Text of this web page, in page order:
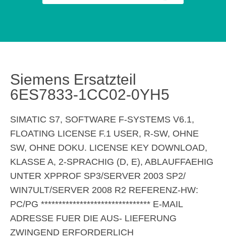
Siemens Ersatzteil
6ES7833-1CC02-0YH5
SIMATIC S7, SOFTWARE F-SYSTEMS V6.1,
FLOATING LICENSE F.1 USER, R-SW, OHNE
SW, OHNE DOKU. LICENSE KEY DOWNLOAD,
KLASSE A, 2-SPRACHIG (D, E), ABLAUFFAEHIG
UNTER XPPROF SP3/SERVER 2003 SP2/
WIN7ULT/SERVER 2008 R2 REFERENZ-HW:
PC/PG ******************************* E-MAIL
ADRESSE FUER DIE AUS- LIEFERUNG
ZWINGEND ERFORDERLICH